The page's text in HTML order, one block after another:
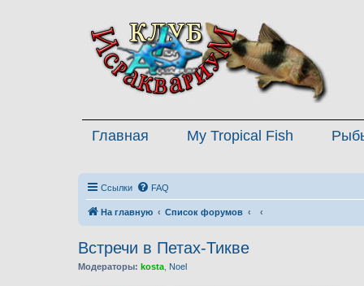
Главная My Tropical Fish
Ссылки FAQ
На главную Список форумов
Встречи в Петах-Тикве
Модераторы: kosta Noel